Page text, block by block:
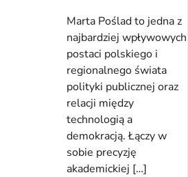
Marta Poślad to jedna z
najbardziej wpływowych
postaci polskiego i
regionalnego świata
polityki publicznej oraz
relacji między
technologią a
demokracją. Łączy w
sobie precyzję
akademickiej […]